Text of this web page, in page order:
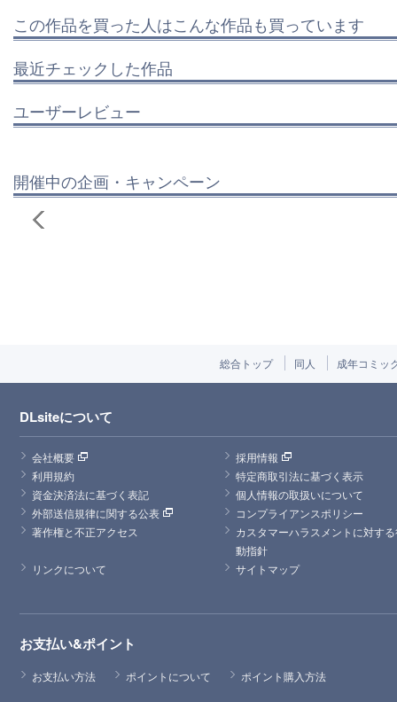
この作品を買った人はこんな作品も買っています
最近チェックした作品
ユーザーレビュー
開催中の企画・キャンペーン
総合トップ 同人 成年コミッ
DLsiteについて
会社概要
採用情報
利用規約
特定商取引法に基づく表示
資金決済法に基づく表記
個人情報の取扱いについて
外部送信規律に関する公表
コンプライアンスポリシー
著作権と不正アクセス
カスタマーハラスメントに対す
動指針
リンクについて
サイトマップ
お支払い&ポイント
お支払い方法 ポイントについて ポイント購入方法